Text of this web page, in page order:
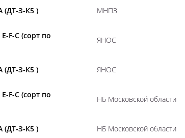
З-К5 ) МНПЗ
F-C (сорт по
ЯНОС
З-К5 ) ЯНОС
F-C (сорт по
НБ Московской области
З-К5 ) НБ Московской области